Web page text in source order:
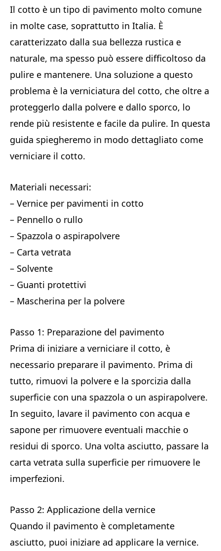
Il cotto è un tipo di pavimento molto comune
in molte case, soprattutto in Italia. È
caratterizzato dalla sua bellezza rustica e
naturale, ma spesso può essere difficoltoso da
pulire e mantenere. Una soluzione a questo
problema è la verniciatura del cotto, che oltre a
proteggerlo dalla polvere e dallo sporco, lo
rende più resistente e facile da pulire. In questa
guida spiegheremo in modo dettagliato come
verniciare il cotto.
Materiali necessari:
– Vernice per pavimenti in cotto
– Pennello o rullo
– Spazzola o aspirapolvere
– Carta vetrata
– Solvente
– Guanti protettivi
– Mascherina per la polvere
Passo 1: Preparazione del pavimento
Prima di iniziare a verniciare il cotto, è
necessario preparare il pavimento. Prima di
tutto, rimuovi la polvere e la sporcizia dalla
superficie con una spazzola o un aspirapolvere.
In seguito, lavare il pavimento con acqua e
sapone per rimuovere eventuali macchie o
residui di sporco. Una volta asciutto, passare la
carta vetrata sulla superficie per rimuovere le
imperfezioni.
Passo 2: Applicazione della vernice
Quando il pavimento è completamente
asciutto, puoi iniziare ad applicare la vernice.